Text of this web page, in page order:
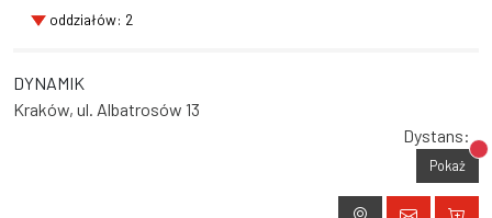
oddziałów: 2
DYNAMIK
Kraków, ul. Albatrosów 13
Dystans:
Pokaż